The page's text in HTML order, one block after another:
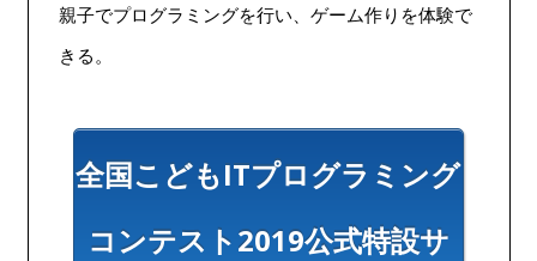
親子でプログラミングを行い、ゲーム作りを体験で
きる。
全国こどもITプログラミング
コンテスト2019公式特設サ